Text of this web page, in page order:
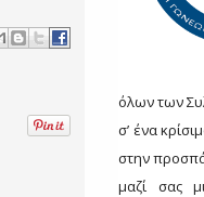
όλων των
σ’ ένα
στην
μαζί σας